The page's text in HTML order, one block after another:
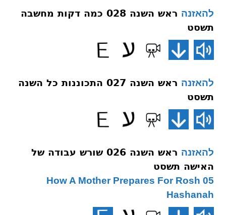
להאזנה
ראש השנה 028 כמה דקות מחשבה
תשסט
להאזנה
ראש השנה 027 התכוננות כל השנה
תשסט
להאזנה
ראש השנה 026 שורש עבודה של
האישה תשסט
05 How A Mother Prepares For Rosh
Hashanah